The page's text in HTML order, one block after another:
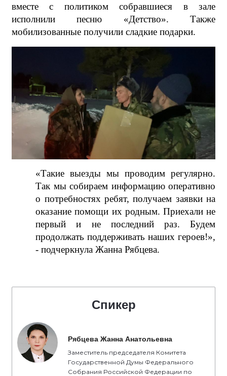
вместе с политиком собравшиеся в зале
исполнили песню «Детство». Также
мобилизованные получили сладкие подарки.
«Такие выезды мы проводим регулярно.
Так мы собираем информацию оперативно
о потребностях ребят, получаем заявки на
оказание помощи их родным. Приехали не
первый и не последний раз. Будем
продолжать поддерживать наших героев!»,
- подчеркнула Жанна Рябцева.
Спикер
Рябцева Жанна Анатольевна
Заместитель председателя Комитета
Государственной Думы Федерального
Собрания Российской Федерации по